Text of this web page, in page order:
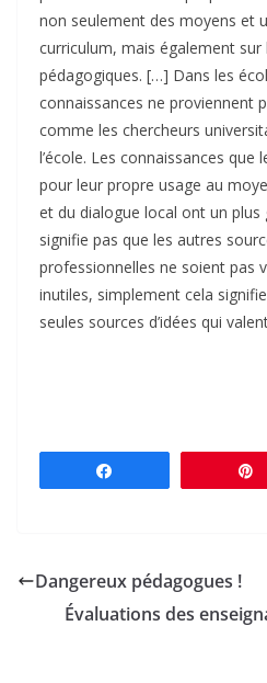
non seulement des moyens et
curriculum, mais également sur
pédagogiques. […] Dans les
connaissances ne proviennent
comme les chercheurs
l’école. Les connaissances
pour leur propre usage au
et du dialogue local ont un plus
signifie pas que les autres
professionnelles ne soient pas
inutiles, simplement cela
seules sources d’idées qui
Dangereux pédagogues !
Évaluations des